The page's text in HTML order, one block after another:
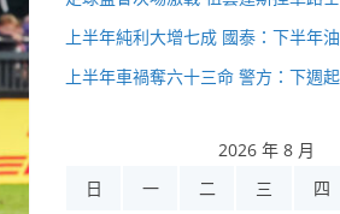
上半年純利大增七成 國泰：下半年
上半年車禍奪六十三命 警方：下週
2026 年 8 月
日
一 二 三 四